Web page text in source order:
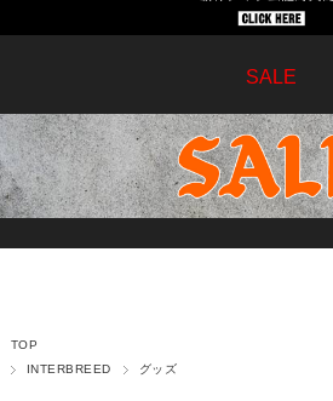
SALE
TOP
INTERBREED
グッズ